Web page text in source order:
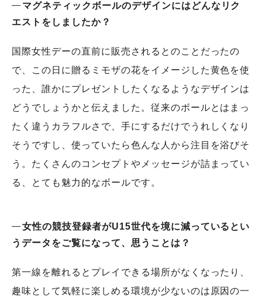
マグネティックボールのデザインにはどんなリク
エストをしましたか？
国際女性デーの直前に販売されるとのことだったの
で、この日に贈るミモザの花をイメージした黄色を使
った、誰かにプレゼントしたくなるようなデザインは
どうでしょうかと伝えました。従来のボールとはまっ
たく違うカラフルさで、手にするだけでうれしくなり
そうですし、使っていたら色んな人から注目を浴びそ
う。たくさんのコンセプトやメッセージが詰まってい
る、とても魅力的なボールです。
女性の競技登録者がU15世代を境に減っているとい
うデータをご覧になって、思うことは？
第一線を離れるとプレイできる場所がなくなったり、
趣味として気軽に楽しめる環境が少ないのは原因の一